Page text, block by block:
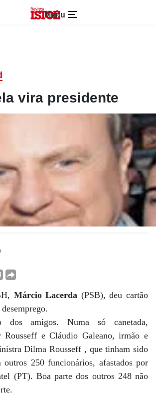
Menu
vira presidente
Márcio Lacerda (PSB), deu cartão
dos amigos. Numa só canetada,
Rousseff e Cláudio Galeano, irmão e
Dilma Rousseff , que tinham sido
outros 250 funcionários, afastados por
(PT). Boa parte dos outros 248 não